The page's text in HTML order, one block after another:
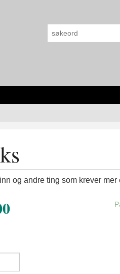
og andre ting som krever